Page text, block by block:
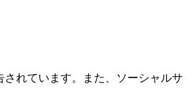
れています。また、ソーシャルサ